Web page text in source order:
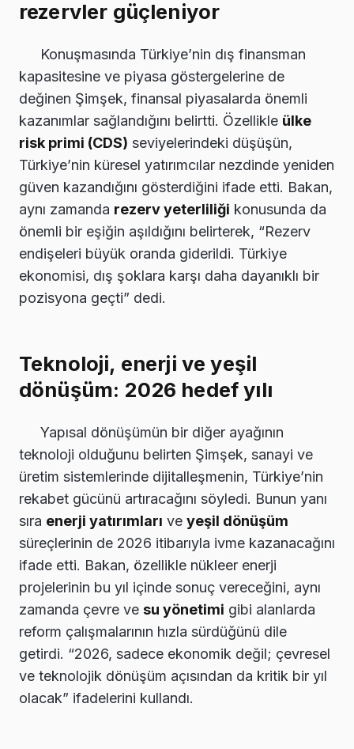
rezervler güçleniyor
Konuşmasında Türkiye’nin dış finansman
kapasitesine ve piyasa göstergelerine de
değinen Şimşek, finansal piyasalarda önemli
kazanımlar sağlandığını belirtti. Özellikle ülke
risk primi (CDS) seviyelerindeki düşüşün,
Türkiye’nin küresel yatırımcılar nezdinde yeniden
güven kazandığını gösterdiğini ifade etti. Bakan,
aynı zamanda rezerv yeterliliği konusunda da
önemli bir eşiğin aşıldığını belirterek, “Rezerv
endişeleri büyük oranda giderildi. Türkiye
ekonomisi, dış şoklara karşı daha dayanıklı bir
pozisyona geçti” dedi.
Teknoloji, enerji ve yeşil
dönüşüm: 2026 hedef yılı
Yapısal dönüşümün bir diğer ayağının
teknoloji olduğunu belirten Şimşek, sanayi ve
üretim sistemlerinde dijitalleşmenin, Türkiye’nin
rekabet gücünü artıracağını söyledi. Bunun yanı
sıra enerji yatırımları ve yeşil dönüşüm
süreçlerinin de 2026 itibarıyla ivme kazanacağını
ifade etti. Bakan, özellikle nükleer enerji
projelerinin bu yıl içinde sonuç vereceğini, aynı
zamanda çevre ve su yönetimi gibi alanlarda
reform çalışmalarının hızla sürdüğünü dile
getirdi. “2026, sadece ekonomik değil; çevresel
ve teknolojik dönüşüm açısından da kritik bir yıl
olacak” ifadelerini kullandı.